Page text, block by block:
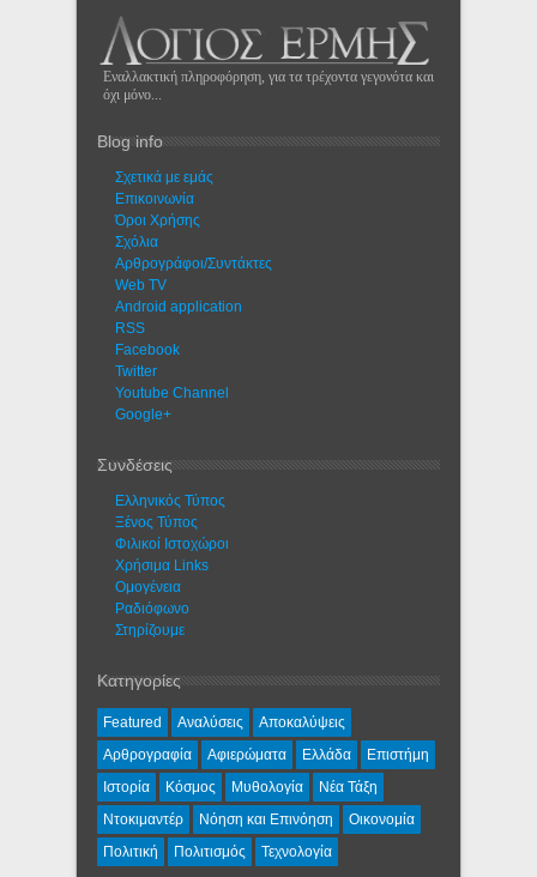
Εναλλακτική πληροφόρηση, για τα τρέχοντα γεγονότα και
όχι μόνο...
Blog info
Σχετικά με εμάς
Eπικοινωνία
Όροι Χρήσης
Σχόλια
Αρθρογράφοι/Συντάκτες
Web TV
Android application
RSS
Facebook
Twitter
Youtube Channel
Google+
Συνδέσεις
Ελληνικός Τύπος
Ξένος Τύπος
Φιλικοί Ιστοχώροι
Χρήσιμα Links
Ομογένεια
Ραδιόφωνο
Στηρίζουμε
Κατηγορίες
Featured Αναλύσεις
Αποκαλύψεις
Αρθρογραφία
Αφιερώματα Ελλάδα
Επιστήμη
Ιστορία
Κόσμος Μυθολογία
Νέα Τάξη
Ντοκιμαντέρ
Νόηση και Επινόηση
Οικονομία
Πολιτική
Πολιτισμός Τεχνολογία